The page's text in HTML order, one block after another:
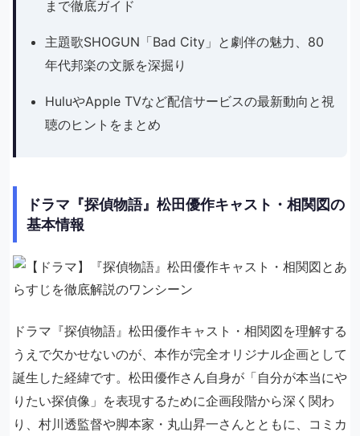
まで徹底ガイド
主題歌SHOGUN「Bad City」と劇伴の魅力、80
年代邦楽の文脈を深掘り
HuluやApple TVなど配信サービスの最新動向と視
聴のヒントをまとめ
ドラマ『探偵物語』松田優作キャスト・相関図の
基本情報
ドラマ『探偵物語』松田優作キャスト・相関図を理解する
うえで欠かせないのが、本作が完全オリジナル企画として
誕生した経緯です。松田優作さん自身が「自分が本当にや
りたい探偵像」を表現するために企画段階から深く関わ
り、村川透監督や脚本家・丸山昇一さんとともに、コミカ